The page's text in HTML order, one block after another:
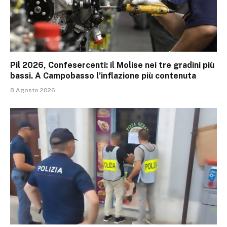
Pil 2026, Confesercenti: il Molise nei tre gradini più
bassi. A Campobasso l’inflazione più contenuta
8 Agosto 2026